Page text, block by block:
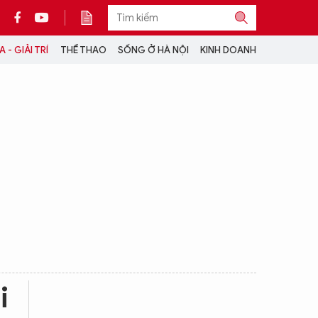
- GIẢI TRÍ THỂ THAO SỐNG Ở HÀ NỘI KINH DOANH